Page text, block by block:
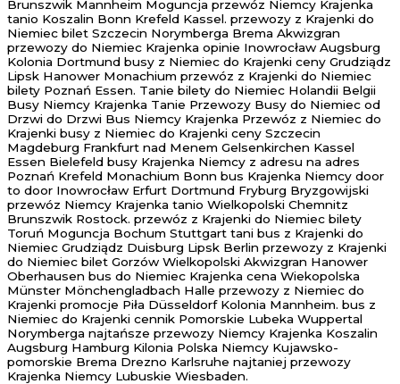
Brunszwik Mannheim Moguncja przewóz Niemcy Krajenka
tanio Koszalin Bonn Krefeld Kassel. przewozy z Krajenki do
Niemiec bilet Szczecin Norymberga Brema Akwizgran
przewozy do Niemiec Krajenka opinie Inowrocław Augsburg
Kolonia Dortmund busy z Niemiec do Krajenki ceny Grudziądz
Lipsk Hanower Monachium przewóz z Krajenki do Niemiec
bilety Poznań Essen. Tanie bilety do Niemiec Holandii Belgii
Busy Niemcy Krajenka Tanie Przewozy Busy do Niemiec od
Drzwi do Drzwi Bus Niemcy Krajenka Przewóz z Niemiec do
Krajenki busy z Niemiec do Krajenki ceny Szczecin
Magdeburg Frankfurt nad Menem Gelsenkirchen Kassel
Essen Bielefeld busy Krajenka Niemcy z adresu na adres
Poznań Krefeld Monachium Bonn bus Krajenka Niemcy door
to door Inowrocław Erfurt Dortmund Fryburg Bryzgowijski
przewóz Niemcy Krajenka tanio Wielkopolski Chemnitz
Brunszwik Rostock. przewóz z Krajenki do Niemiec bilety
Toruń Moguncja Bochum Stuttgart tani bus z Krajenki do
Niemiec Grudziądz Duisburg Lipsk Berlin przewozy z Krajenki
do Niemiec bilet Gorzów Wielkopolski Akwizgran Hanower
Oberhausen bus do Niemiec Krajenka cena Wiekopolska
Münster Mönchengladbach Halle przewozy z Niemiec do
Krajenki promocje Piła Düsseldorf Kolonia Mannheim. bus z
Niemiec do Krajenki cennik Pomorskie Lubeka Wuppertal
Norymberga najtańsze przewozy Niemcy Krajenka Koszalin
Augsburg Hamburg Kilonia Polska Niemcy Kujawsko-
pomorskie Brema Drezno Karlsruhe najtaniej przewozy
Krajenka Niemcy Lubuskie Wiesbaden.